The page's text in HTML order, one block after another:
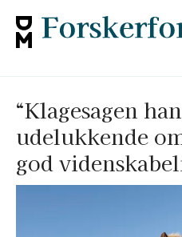
“Klagesagen
udelukkende
god